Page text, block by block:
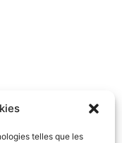
telles que les